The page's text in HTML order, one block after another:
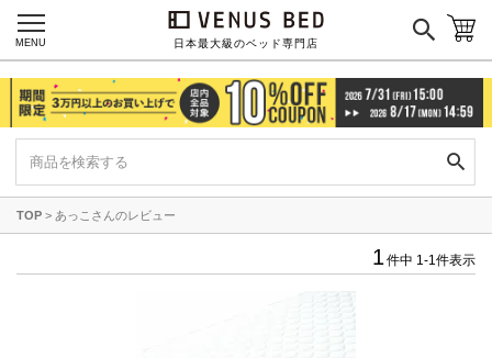
日本最大級のベッド専門店
MENU
フレンチリネン100%
ラ・シック
¥17,800
ハイブリッドコットン
ラムコ
¥6,050~
IYOLUCA(イヨルカ)
柔らかなタオルの肌触り
¥9,980~
ストライプ柄
¥4,980~
ウォッシャブル
ベッドパッド
¥2,299~
TOP あっこさんのレビュー
1 件中 1 -1 件表示